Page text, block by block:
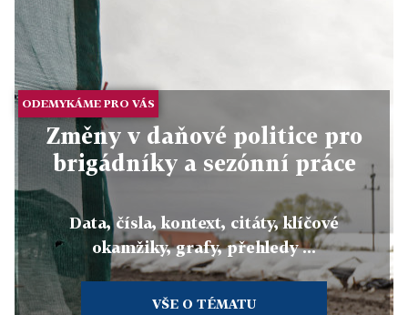
ODEMYKÁME PRO VÁS
Změny v daňové politice pro
brigádníky a sezónní práce
Data, čísla, kontext, citáty, klíčové
okamžiky, grafy, přehledy ...
VŠE O TÉMATU